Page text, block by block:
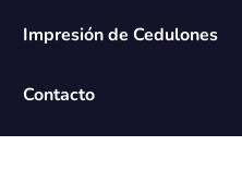
Impresión de Cedulones
Contacto